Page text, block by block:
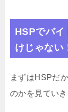
HSPでバイ
けじゃない
まずはHSPだ
のかを見ていき